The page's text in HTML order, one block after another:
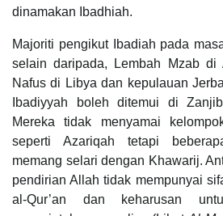
dinamakan Ibadhiah.
Majoriti pengikut Ibadiah pada
selain daripada, Lembah Mzab di
Nafus di Libya dan kepulauan
Ibadiyyah boleh ditemui di
Mereka tidak menyamai
seperti Azariqah tetapi
memang selari dengan Khawarij.
pendirian Allah tidak mempunyai
al-Qur’an dan keharusan